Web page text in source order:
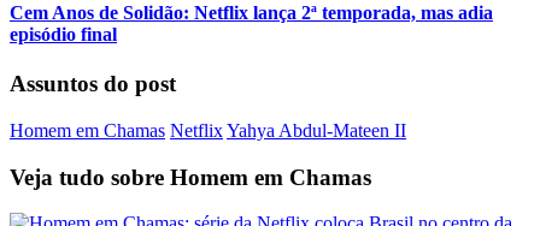
Cem Anos de Solidão: Netflix lança 2ª temporada, mas adia
episódio final
Assuntos do post
Homem em Chamas NetflixYahya Abdul-Mateen II
Veja tudo sobre Homem em Chamas